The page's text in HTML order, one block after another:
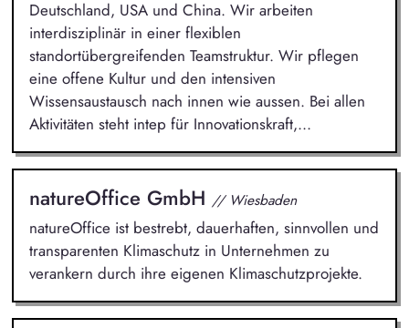
Deutschland, USA und China. Wir arbeiten
interdisziplinär in einer flexiblen
standortübergreifenden Teamstruktur. Wir pflegen
eine offene Kultur und den intensiven
Wissensaustausch nach innen wie aussen. Bei allen
Aktivitäten steht intep für Innovationskraft,...
natureOffice GmbH // Wiesbaden
natureOffice ist bestrebt, dauerhaften, sinnvollen und
transparenten Klimaschutz in Unternehmen zu
verankern durch ihre eigenen Klimaschutzprojekte.